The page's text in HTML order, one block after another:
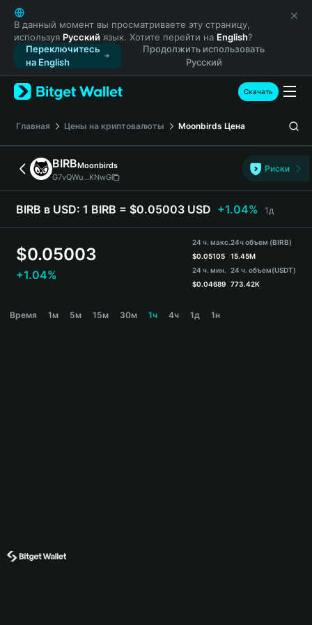
English
日本語
Tiếng Việt
Русский
Español (Latinoamérica)
Türkçe
Français
Deutsch
简体中文
繁體中文
Português (Portugal)
Bahasa Indonesia
ภาษาไทย
Español
Español (Argentina)
В данный момент вы просматриваете эту страницу,
используя Русский язык. Хотите перейти на English?
Переключитесь
на English
Продолжить использовать
Русский
Скачать
Главная Цены на криптовалюты Moonbirds Цена
BIRBMoonbirds
G7vQWu...KNwG
Риски
BIRB в USD: 1 BIRB = $0.05003 USD +1.04% 1д
$0.05003
+1.04%
24 ч. макс.
$0.05105
24 ч. мин.
$0.04689
24ч объем (BIRB)
15.45M
24 ч. объем(USDT)
773.42K
Время 1м 5м 15м 30м 1ч 4ч 1д 1н